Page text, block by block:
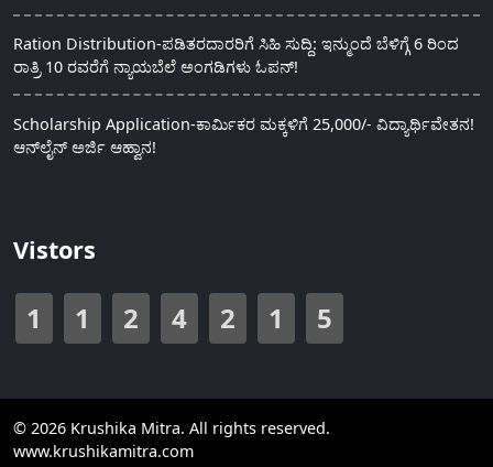
Ration Distribution-ಪಡಿತರದಾರರಿಗೆ ಸಿಹಿ ಸುದ್ದಿ: ಇನ್ಮುಂದೆ ಬೆಳಿಗ್ಗೆ 6 ರಿಂದ
ರಾತ್ರಿ 10 ರವರೆಗೆ ನ್ಯಾಯಬೆಲೆ ಅಂಗಡಿಗಳು ಓಪನ್!
Scholarship Application-ಕಾರ್ಮಿಕರ ಮಕ್ಕಳಿಗೆ 25,000/- ವಿದ್ಯಾರ್ಥಿವೇತನ!
ಆನ್‍ಲೈನ್ ಅರ್ಜಿ ಆಹ್ವಾನ!
Vistors
1 1 2 4 2 1 5
© 2026 Krushika Mitra. All rights reserved.
www.krushikamitra.com